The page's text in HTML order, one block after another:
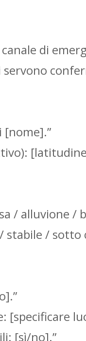
di
[nome].”
/ alluvione /
stabile /
[specificare
[sì/no].”